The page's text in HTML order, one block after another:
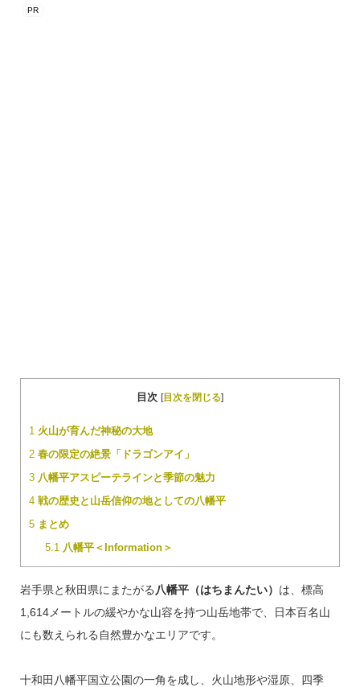
目次 [目次を閉じる]
1 火山が育んだ神秘の大地
2春の限定の絶景「ドラゴンアイ」
3八幡平アスピーテラインと季節の魅力
4戦の歴史と山岳信仰の地としての八幡平
5まとめ
5.1 八幡平＜Information＞
岩手県と秋田県にまたがる 八幡平（はちまんたい） は、標高
1,614メートルの緩やかな山容を持つ山岳地帯で、日本百名山
にも数えられる自然豊かなエリアです。
十和田八幡平国立公園の一角を成し、火山地形や湿原、四季